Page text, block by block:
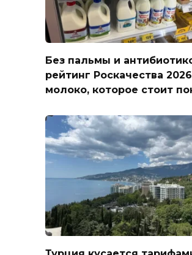
Без пальмы и
рейтинг Роскачества
молоко, которое стоит